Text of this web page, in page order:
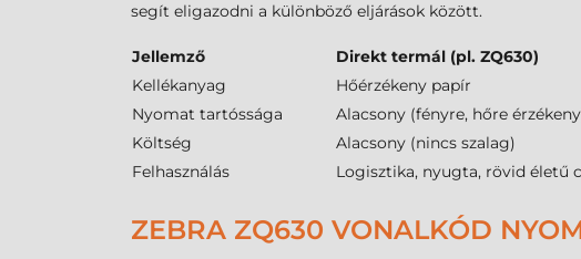
segít eligazodni a különböző eljárások között.
Jellemző Direkt termál (pl. ZQ630)
Kellékanyag
Hőérzékeny papír
Nyomat tartóssága
Alacsony (fényre, hőre
Költség
Alacsony (nincs szalag)
Felhasználás
Logisztika, nyugta, rövid életű
ZEBRA ZQ630 VONALKÓD